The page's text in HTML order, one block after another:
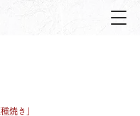
焼き」